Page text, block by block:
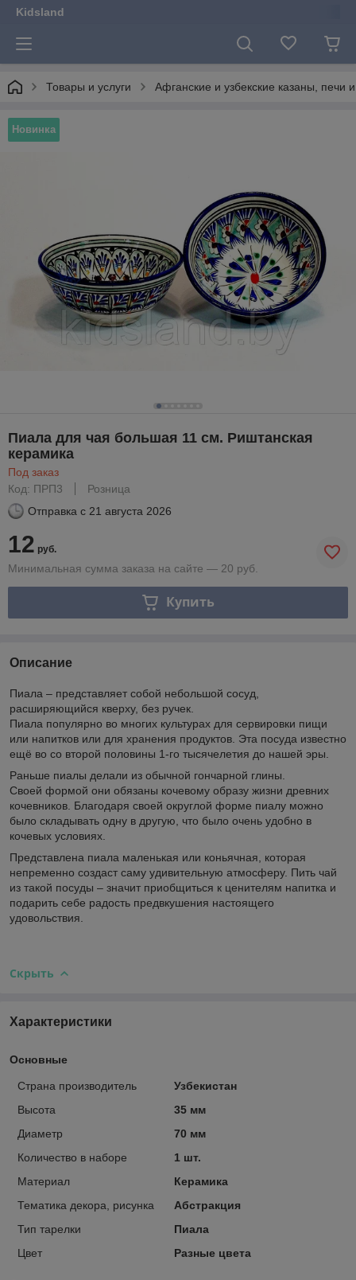
Kidsland
Товары и услуги Афганские и узбекские казаны, печи
Новинка
Пиала для чая большая 11 см. Риштанская
керамика
Под заказ
Код: ПРП3
Розница
Отправка с 21 августа 2026
12 руб.
Минимальная сумма заказа на сайте — 20 руб.
Купить
Описание
Пиала – представляет собой небольшой сосуд,
расширяющийся кверху, без ручек.
Пиала популярно во многих культурах для сервировки пищи
или напитков или для хранения продуктов. Эта посуда известно
ещё во со второй половины 1-го тысячелетия до нашей эры.
Раньше пиалы делали из обычной гончарной глины.
Своей формой они обязаны кочевому образу жизни древних
кочевников. Благодаря своей округлой форме пиалу можно
было складывать одну в другую, что было очень удобно в
кочевых условиях.
Представлена пиала маленькая или коньячная, которая
непременно создаст саму удивительную атмосферу. Пить чай
из такой посуды – значит приобщиться к ценителям напитка и
подарить себе радость предвкушения настоящего
удовольствия.
Скрыть
Характеристики
Основные
Страна производитель
Узбекистан
Высота
35 мм
Диаметр
70 мм
Количество в наборе
1 шт.
Материал
Керамика
Тематика декора, рисунка
Абстракция
Тип тарелки
Пиала
Цвет
Разные цвета